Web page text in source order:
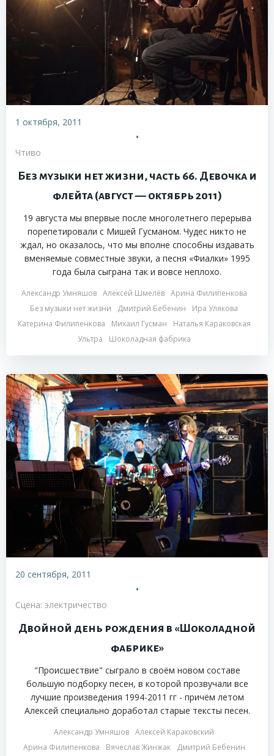
1 октября, 2011
•
Чтиво
Без музыки нет жизни, часть 66. Девочка и
флейта (август — октябрь 2011)
19 августа мы впервые после многолетнего перерыва
порепетировали с Мишей Гусманом. Чудес никто не
ждал, но оказалось, что мы вполне способны издавать
вменяемые совместные звуки, а песня «Фиалки» 1995
года была сыграна так и вовсе неплохо.
Александр Умняшов Алексей Шмелёв
Арина Филипенкова
Без музыки нет жизни
Дмитрий Бебенин
Ира Улякова
Катерина Филипенкова
Михаил Гусман
Наталья Караковская
Ультра
Шоколадная фабрика
20 сентября, 2011
•
Сцена: электричество
Двойной день рождения в «Шоколадной
фабрике»
"Происшествие" сыграло в своём новом составе
большую подборку песен, в которой прозвучали все
лучшие произведения 1994-2011 гг - причём летом
Алексей специально доработал старые тексты песен.
Александр Умняшов Алексей Караковский
Арина Филипенкова
Вячеслав Жинжак
Дмитрий Бебенин